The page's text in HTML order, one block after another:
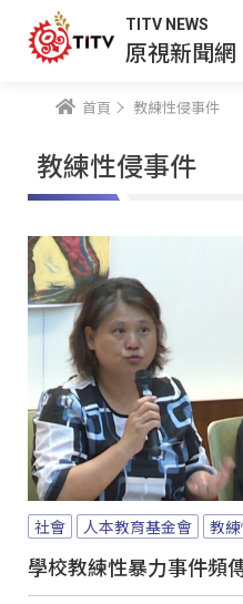
TITV NEWS
原視新聞網
首頁 教練性侵事件
教練性侵事件
社會 人本教育基金會 教
學校教練性暴力事件頻